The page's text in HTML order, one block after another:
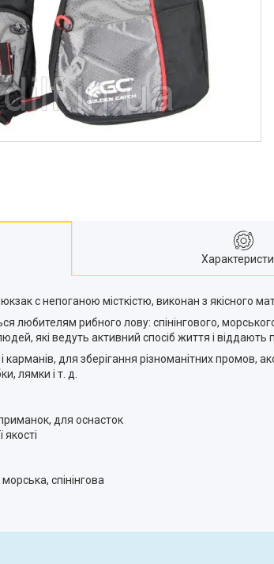
с непоганою місткістю, виконан з якісного
любителям рибного лову: спінінгового,
які ведуть активний спосіб життя і
карманів, для зберігання різноманітних
лямки і т. д.
для оснасток
спінінгова